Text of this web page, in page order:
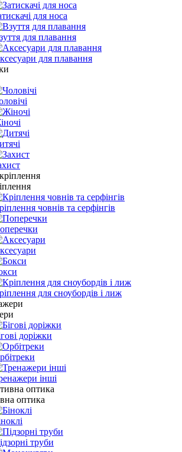
для носа
для плавання
для плавання
човнів та серфінгів
для сноубордів і лиж
доріжки
інші
оптика
труби